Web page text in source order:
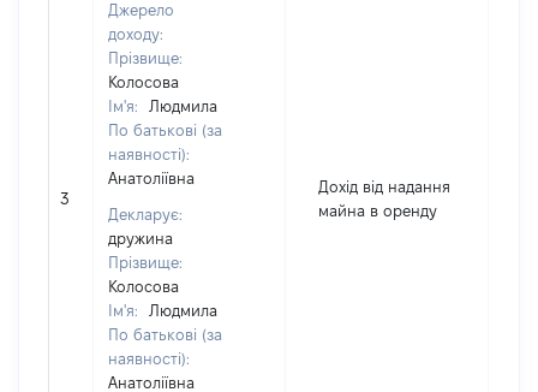
3
Джерело
доходу:
Прізвище:
Колосова
Ім'я:
Людмила
По батькові (за
наявності):
Анатоліївна
Декларує:
дружина
Прізвище:
Колосова
Ім'я:
Людмила
По батькові (за
наявності):
Анатоліївна
Дохід від надання
майна в оренду